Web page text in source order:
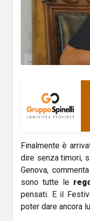
Finalmente è
dire senza timori,
Genova,
sono tutte le
pensati. E il
poter dare ancora